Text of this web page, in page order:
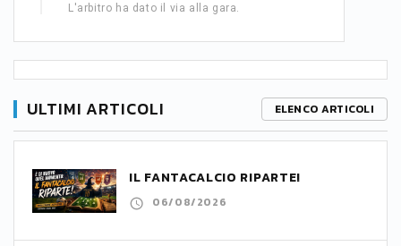
L'arbitro ha dato il via alla gara.
ULTIMI ARTICOLI ELENCO ARTICOLI
IL FANTACALCIO RIPARTE!
06/08/2026